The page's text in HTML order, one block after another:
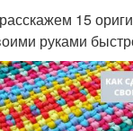
15
руками